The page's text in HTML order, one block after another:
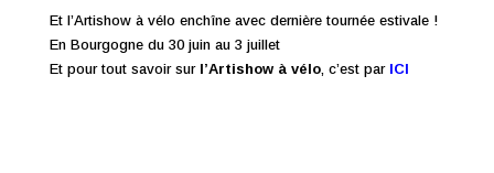
Et l’Artishow à vélo enchîne avec dernière tournée estivale !
En Bourgogne du 30 juin au 3 juillet
Et pour tout savoir sur l’Artishow à vélo, c’est par ICI